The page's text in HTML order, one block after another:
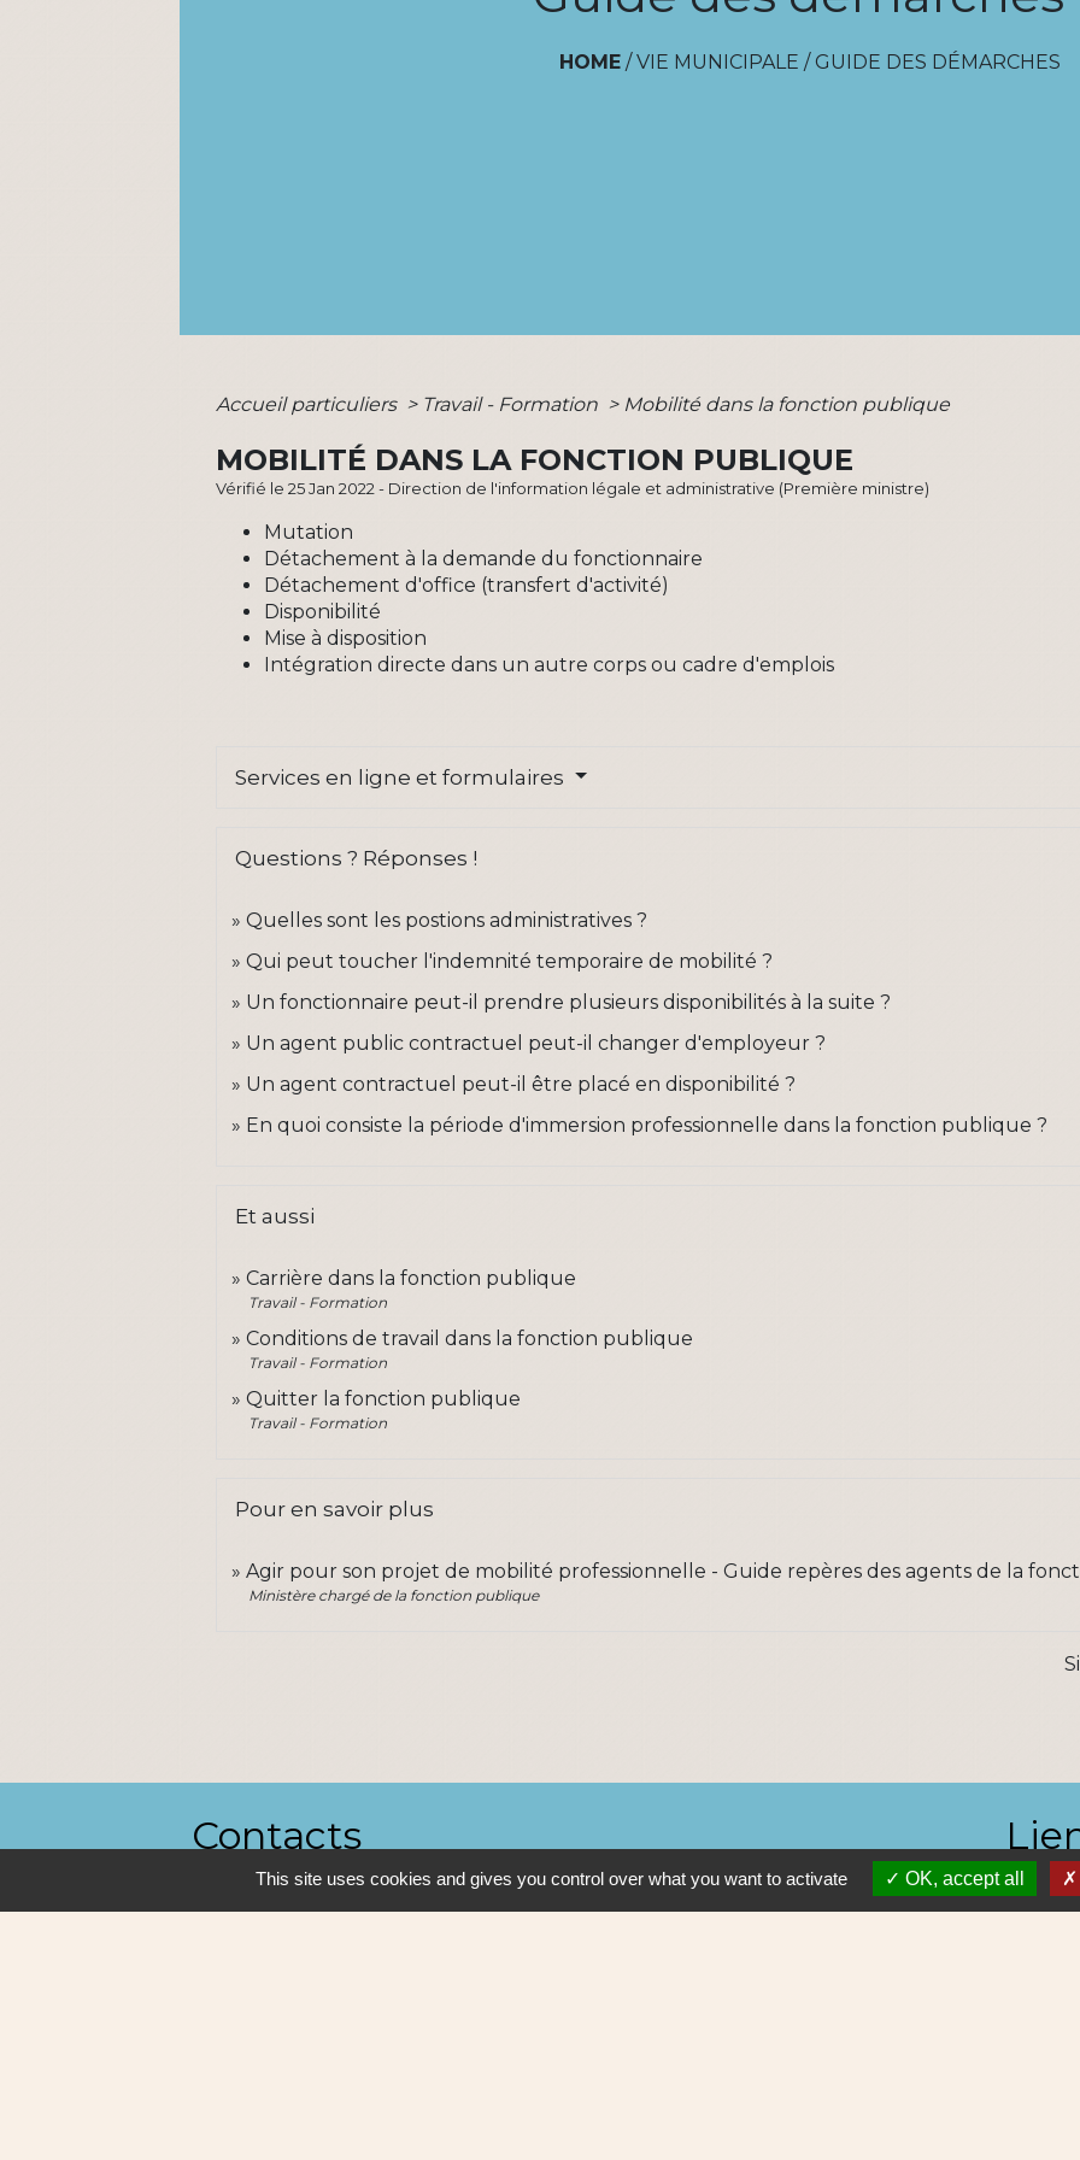
HOME / VIE MUNICIPALE / GUIDE DES DÉMARCHES
Accueil particuliers > Travail - Formation > Mobilité dans la fonction publique
MOBILITÉ DANS LA FONCTION PUBLIQUE
Vérifié le 25 Jan 2022 - Direction de l'information légale et administrative (Première ministre)
Mutation
Détachement à la demande du fonctionnaire
Détachement d'office (transfert d'activité)
Disponibilité
Mise à disposition
Intégration directe dans un autre corps ou cadre d'emplois
Services en ligne et formulaires
Questions ? Réponses !
Quelles sont les postions administratives ?
Qui peut toucher l'indemnité temporaire de mobilité ?
Un fonctionnaire peut-il prendre plusieurs disponibilités à la suite ?
Un agent public contractuel peut-il changer d'employeur ?
Un agent contractuel peut-il être placé en disponibilité ?
En quoi consiste la période d'immersion professionnelle dans la fonction publique ?
Et aussi
Carrière dans la fonction publique
Travail - Formation
Conditions de travail dans la fonction publique
Travail - Formation
Quitter la fonction publique
Travail - Formation
Pour en savoir plus
Agir pour son projet de mobilité professionnelle - Guide repères des agents de la
Ministère chargé de la fonction publique
Contacts
Ville de Sautron
Nantes
This site uses cookies and gives you control over what you want to activate OK, accept all